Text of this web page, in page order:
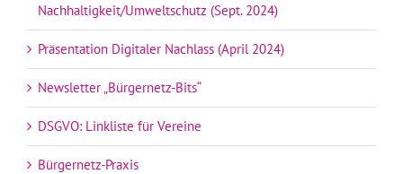
Nachhaltigkeit/Umweltschutz (Sept. 2024)
Präsentation Digitaler Nachlass (April 2024)
Newsletter „Bürgernetz-Bits“
DSGVO: Linkliste für Vereine
Bürgernetz-Praxis